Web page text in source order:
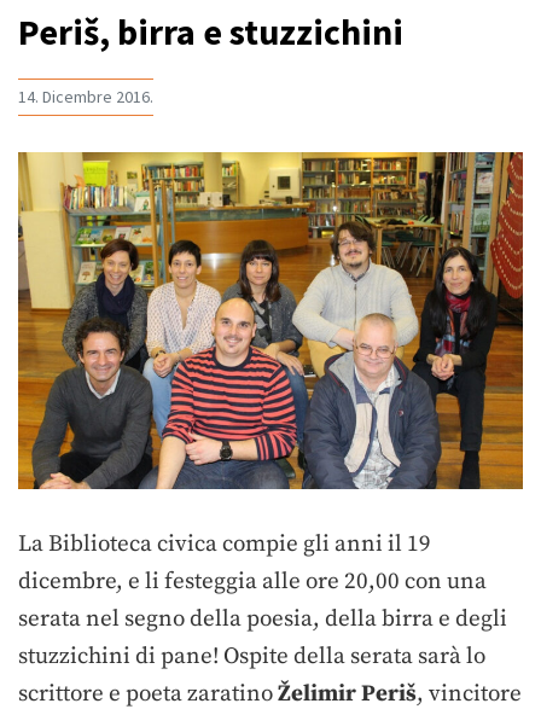
Periš, birra e stuzzichini
14. Dicembre 2016.
La Biblioteca civica compie gli anni il 19
dicembre, e li festeggia alle ore 20,00 con una
serata nel segno della poesia, della birra e degli
stuzzichini di pane! Ospite della serata sarà lo
scrittore e poeta zaratinoŽelimir Periš, vincitore